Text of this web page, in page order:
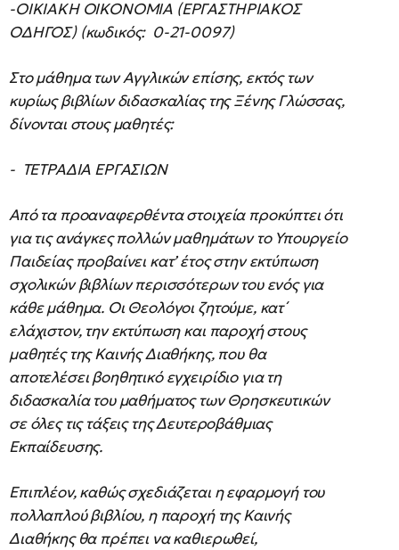
-ΟΙΚΙΑΚΗ ΟΙΚΟΝΟΜΙΑ (ΕΡΓΑΣΤΗΡΙΑΚΟΣ
ΟΔΗΓΟΣ) (κωδικός: 0-21-0097)
Στο μάθημα των Αγγλικών επίσης, εκτός των
κυρίως βιβλίων διδασκαλίας της Ξένης Γλώσσας,
δίνονται στους μαθητές:
- ΤΕΤΡΑΔΙΑ ΕΡΓΑΣΙΩΝ
Από τα προαναφερθέντα στοιχεία προκύπτει ότι
για τις ανάγκες πολλών μαθημάτων το Υπουργείο
Παιδείας προβαίνει κατ’ έτος στην εκτύπωση
σχολικών βιβλίων περισσότερων του ενός για
κάθε μάθημα. Οι Θεολόγοι ζητούμε, κατ΄
ελάχιστον, την εκτύπωση και παροχή στους
μαθητές της Καινής Διαθήκης, που θα
αποτελέσει βοηθητικό εγχειρίδιο για τη
διδασκαλία του μαθήματος των Θρησκευτικών
σε όλες τις τάξεις της Δευτεροβάθμιας
Εκπαίδευσης.
Επιπλέον, καθώς σχεδιάζεται η εφαρμογή του
πολλαπλού βιβλίου, η παροχή της Καινής
Διαθήκης θα πρέπει να καθιερωθεί,